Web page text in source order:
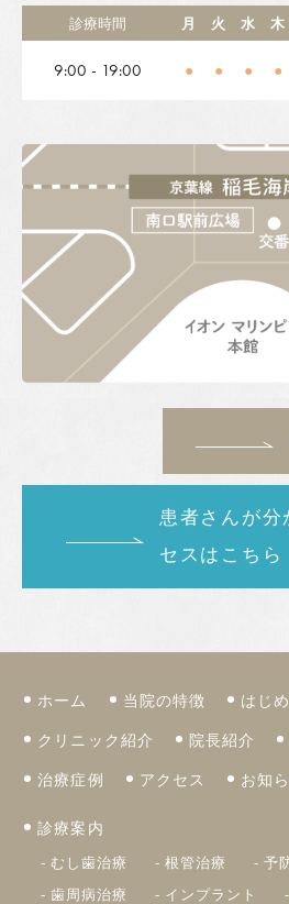
診療時間 月 火 水 木
9:00 - 19:00 ● ● ● ●
患者さんが分
セスはこちら
ホーム 当院の特徴 はじ
クリニック紹介 院長紹介
治療症例 アクセス お知
診療案内
むし歯治療 根管治療 予
歯周病治療 インプラント